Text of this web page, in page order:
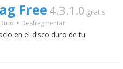
Free 4.3.1.0 gratis
Desfragmentar
en el disco duro de tu